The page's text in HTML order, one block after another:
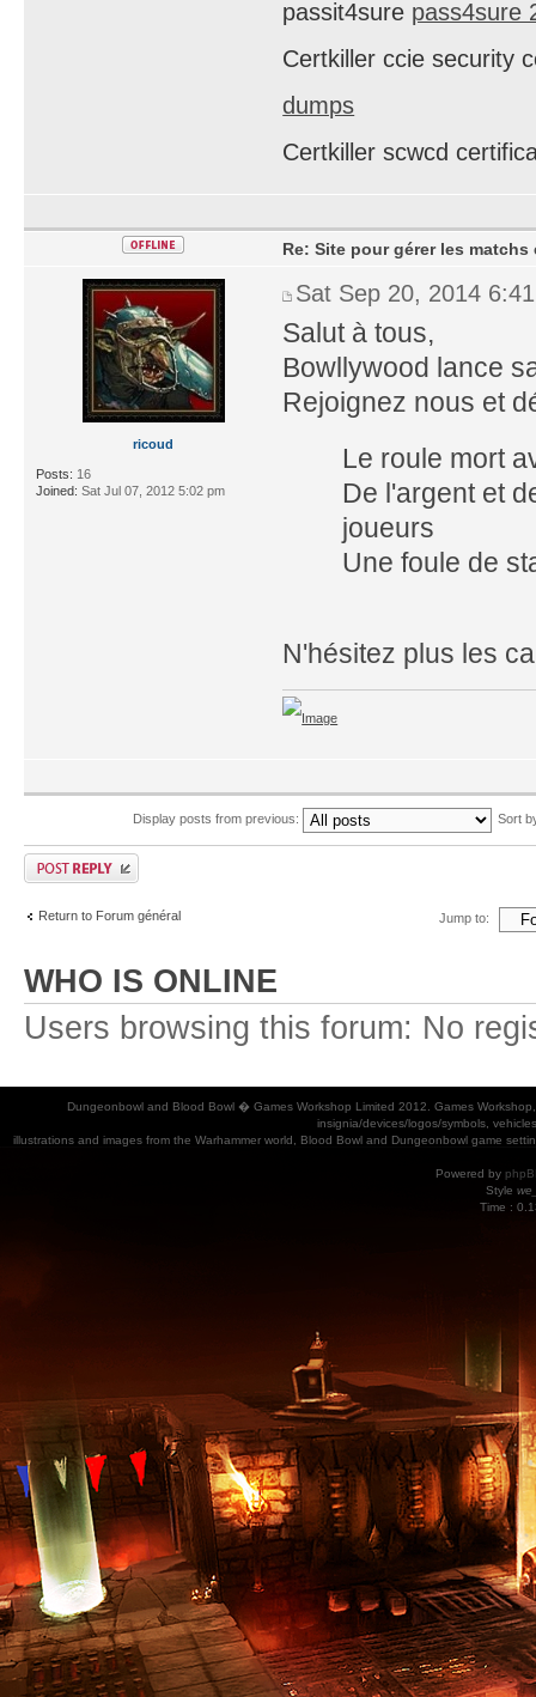
passit4sure pass4sure
Certkiller ccie security
dumps
Certkiller scwcd
ricoud
Posts: 16
Joined: Sat Jul 07, 2012 5:02 pm
Re: Site pour gérer les matchs
Sat Sep 20, 2014
Salut à tous,
Bowllywood lance
Rejoignez nous et
Le roule mort
De l'argent et
joueurs
Une foule de
N'hésitez plus les
Display posts from previous: Sort
Return to Forum général Jump to:
WHO IS ONLINE
Users browsing this forum: No
Dungeonbowl and Blood Bowl � Games Workshop Limited 2012. Games
insignia/devices/logos/symbols,
illustrations and images from the Warhammer world, Blood Bowl and Dungeonbowl game
Powered by
Style
Time :